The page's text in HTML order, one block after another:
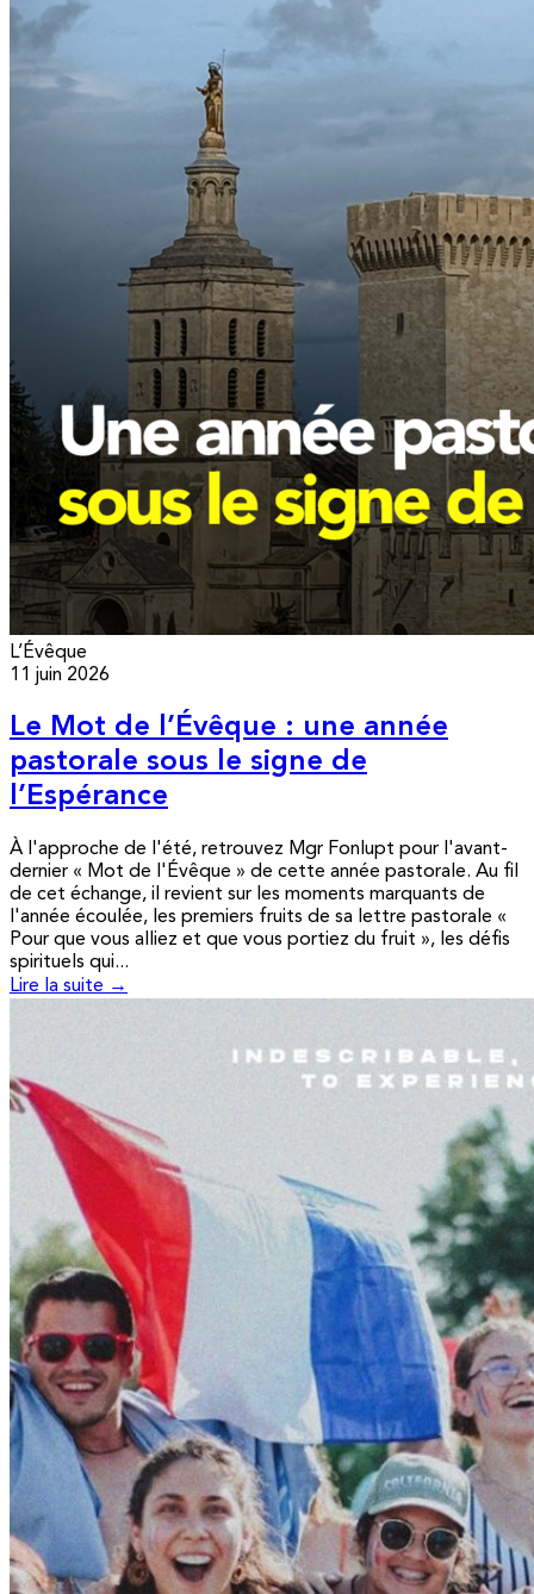
L’Évêque
11 juin 2026
Le Mot de l’Évêque : une année
pastorale sous le signe de
l’Espérance
À l'approche de l'été, retrouvez Mgr Fonlupt pour l'avant-
dernier « Mot de l'Évêque » de cette année pastorale. Au fil
de cet échange, il revient sur les moments marquants de
l'année écoulée, les premiers fruits de sa lettre pastorale «
Pour que vous alliez et que vous portiez du fruit », les défis
spirituels qui...
Lire la suite →